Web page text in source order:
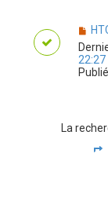
22:27
La